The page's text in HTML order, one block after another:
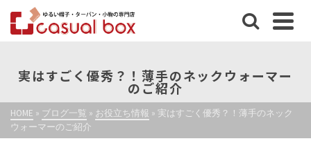
実はすごく優秀？！薄手のネックウォーマー
のご紹介
HOME » ブログ一覧 » お役立ち情報 » 実はすごく優秀？！薄手のネック
ウォーマーのご紹介